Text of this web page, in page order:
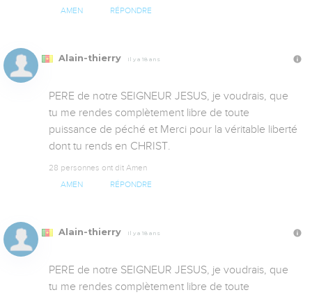
AMEN RÉPONDRE
Alain-thierry Il y a 18 ans
PERE de notre SEIGNEUR JESUS, je voudrais, que
tu me rendes complètement libre de toute
puissance de péché et Merci pour la véritable liberté
dont tu rends en CHRIST.
28 personnes ont dit Amen
AMEN RÉPONDRE
Alain-thierry Il y a 18 ans
PERE de notre SEIGNEUR JESUS, je voudrais, que
tu me rendes complètement libre de toute